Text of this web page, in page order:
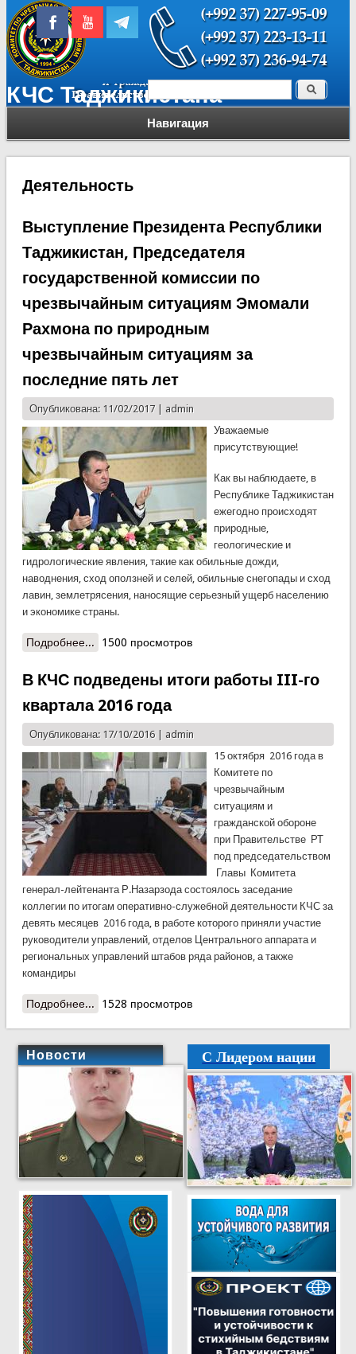
КЧС Таджикистана
Навигация
Форма поиска Поиск
Деятельность
Выступление Президента Республики
Таджикистан, Председателя
государственной комиссии по
чрезвычайным ситуациям Эмомали
Рахмона по природным
чрезвычайным ситуациям за
последние пять лет
Опубликована: 11/02/2017 | admin
Уважаемые
присутствующие!
Как вы наблюдаете, в
Республике Таджикистан
ежегодно происходят
природные,
геологические и
гидрологические явления, такие как обильные дожди,
наводнения, сход оползней и селей, обильные снегопады и сход
лавин, землетрясения, наносящие серьезный ущерб населению
и экономике страны.
Подробнее... о Выступление Президента Республики
комиссии по чрезвычайным ситуациям Эмомали
Рахмона по природным чрезвычайным
ситуациям за последние пять лет
1500 просмотров
В КЧС подведены итоги работы III-го
квартала 2016 года
Опубликована: 17/10/2016 | admin
15 октября 2016 года в
Комитете по
чрезвычайным
ситуациям и
гражданской обороне
при Правительстве РТ
под председательством
Главы Комитета
генерал-лейтенанта Р.Назарзода состоялось заседание
коллегии по итогам оперативно-служебной деятельности КЧС за
девять месяцев 2016 года, в работе которого приняли участие
руководители управлений, отделов Центрального аппарата и
региональных управлений штабов ряда районов, а также
командиры
Подробнее... о В КЧС подведены итоги работы III-го квартала
1528 просмотров
Новости С Лидером нации